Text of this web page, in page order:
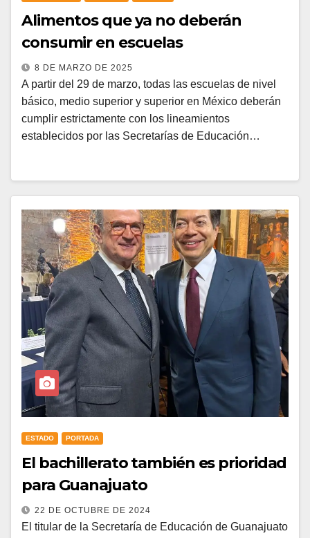
Alimentos que ya no deberán
consumir en escuelas
8 DE MARZO DE 2025
A partir del 29 de marzo, todas las escuelas de nivel
básico, medio superior y superior en México deberán
cumplir estrictamente con los lineamientos
establecidos por las Secretarías de Educación…
ESTADO PORTADA
El bachillerato también es prioridad
para Guanajuato
22 DE OCTUBRE DE 2024
El titular de la Secretaría de Educación de Guanajuato